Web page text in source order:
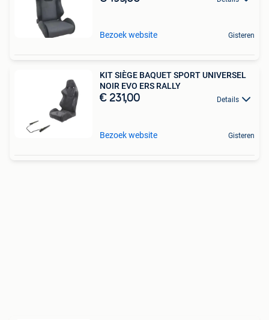
Bezoek website Gisteren
KIT SIÈGE BAQUET SPORT UNIVERSEL
NOIR EVO ERS RALLY
€ 231,00 Details
Bezoek website Gisteren